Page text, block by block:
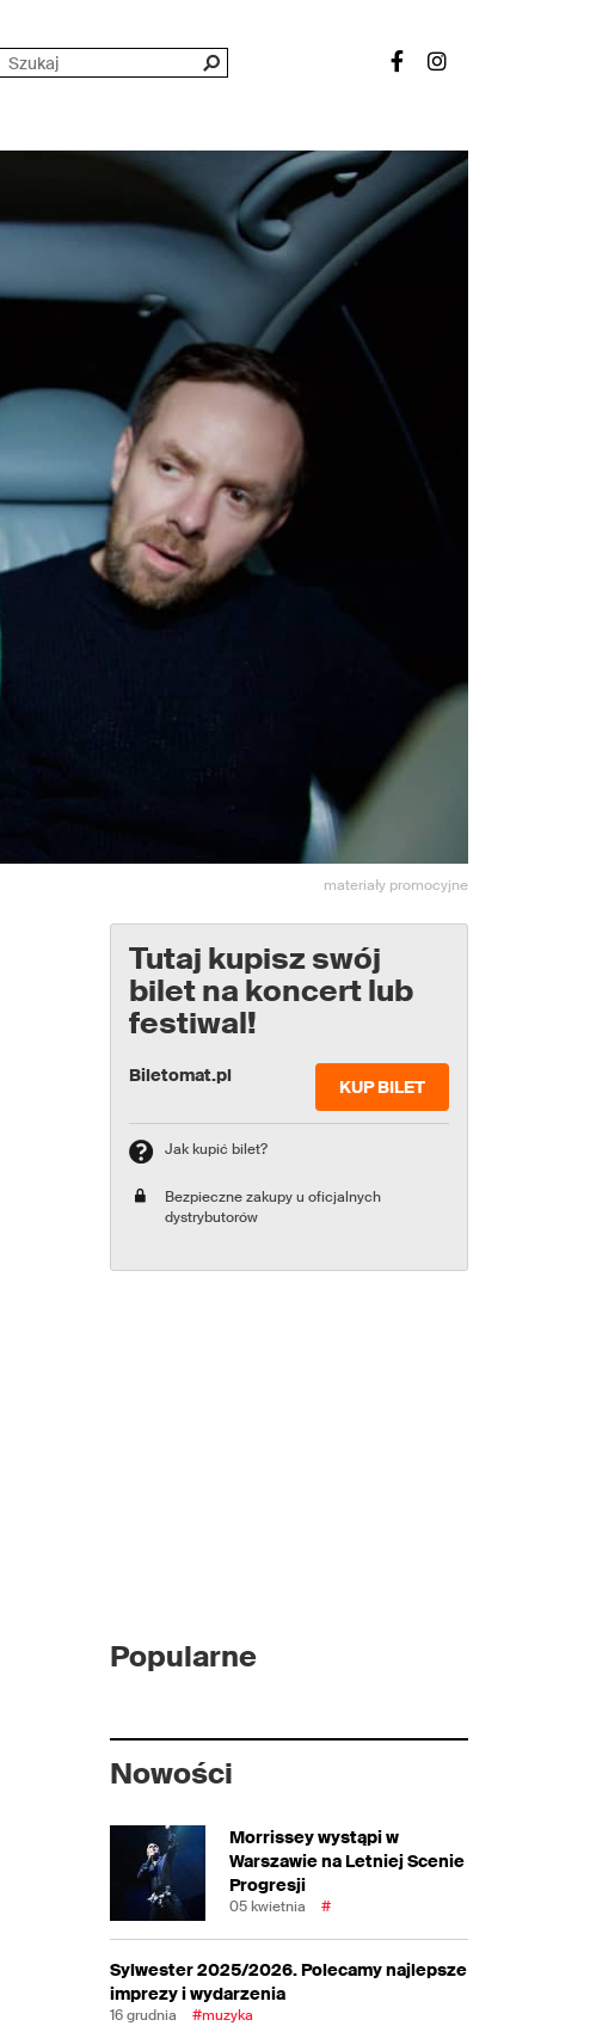
materiały promocyjne
Tutaj kupisz swój
bilet na koncert lub
festiwal!
Biletomat.pl
KUP BILET
Jak kupić bilet?
Bezpieczne zakupy u oficjalnych
dystrybutorów
Popularne
Nowości
Morrissey wystąpi w
Warszawie na Letniej Scenie
Progresji
05 kwietnia #
Sylwester 2025/2026. Polecamy najlepsze
imprezy i wydarzenia
16 grudnia #muzyka